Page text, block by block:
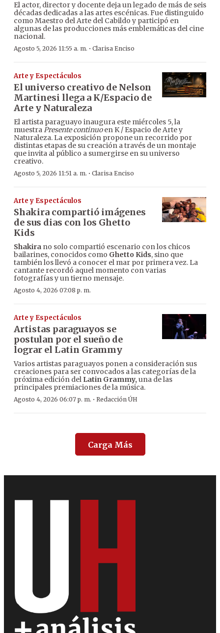
El actor, director y docente deja un legado de más de seis
décadas dedicadas a las artes escénicas. Fue distinguido
como Maestro del Arte del Cabildo y participó en
algunas de las producciones más emblemáticas del cine
nacional.
Agosto 5, 2026 11:55 a. m. · Clarisa Enciso
Arte y Espectáculos
El universo creativo de Nelson
Martinesi llega a K/Espacio de
Arte y Naturaleza
El artista paraguayo inaugura este miércoles 5, la
muestraPresente continuoen K / Espacio de Arte y
Naturaleza. La exposición propone un recorrido por
distintas etapas de su creación a través de un montaje
que invita al público a sumergirse en su universo
creativo.
Agosto 5, 2026 11:51 a. m. · Clarisa Enciso
Arte y Espectáculos
Shakira compartió imágenes
de sus dias con los Ghetto
Kids
Shakira no solo compartió escenario con los chicos
bailarines, conocidos como Ghetto Kids, sino que
también los llevó a conocer el mar por primera vez. La
cantante recordó aquel momento con varias
fotografías y un tierno mensaje.
Agosto 4, 2026 07:08 p. m.
Arte y Espectáculos
Artistas paraguayos se
postulan por el sueño de
lograr el Latin Grammy
Varios artistas paraguayos ponen a consideración sus
creaciones para ser convocados a las categorías de la
próxima edición del Latin Grammy, una de las
principales premiaciones de la música.
Agosto 4, 2026 06:07 p. m. · Redacción ÚH
Carga Más